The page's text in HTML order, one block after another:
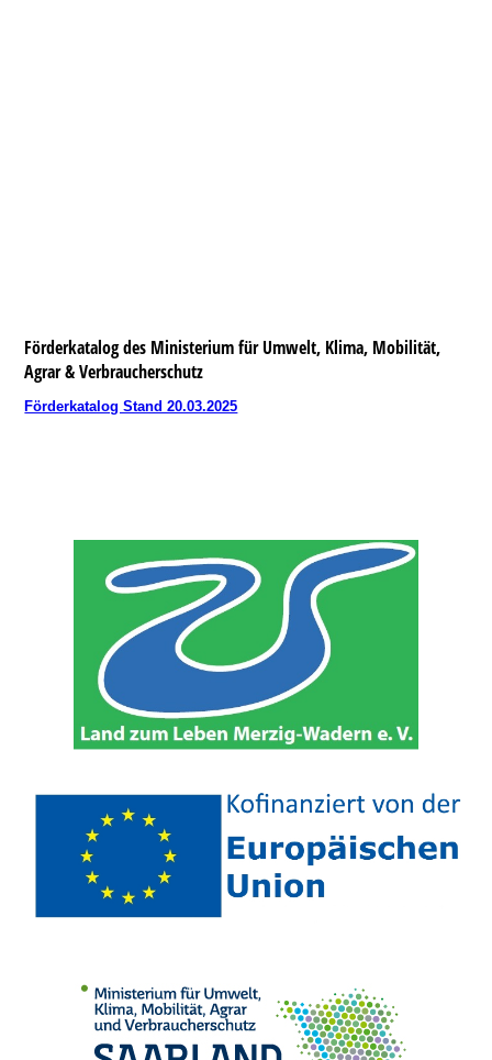
Förderkatalog des Ministerium für Umwelt, Klima, Mobilität,
Agrar & Verbraucherschutz
Förderkatalog Stand 20.03.2025